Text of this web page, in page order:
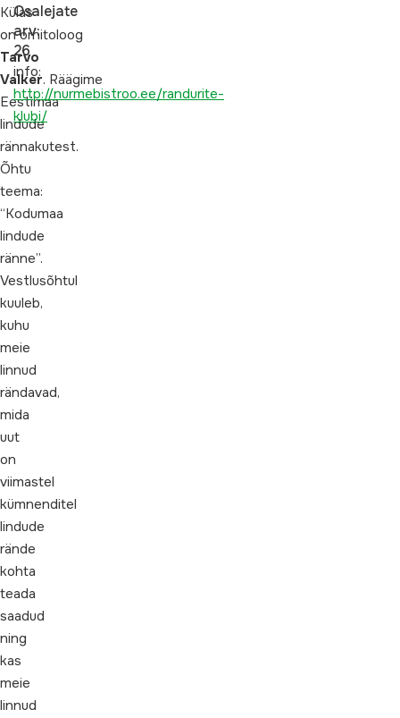
Külas
on ornitoloog
Tarvo
Valker. Räägime
Eestimaa
lindude
rännakutest.
Õhtu
teema:
“Kodumaa
lindude
ränne”.
Vestlusõhtul
kuuleb,
kuhu
meie
linnud
rändavad,
mida
uut
on
viimastel
kümnenditel
lindude
rände
kohta
teada
saadud
ning
kas
meie
linnud
Osalejate
arv:
26
info:
http://nurmebistroo.ee/randurite-
klubi/